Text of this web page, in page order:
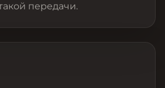
передачи.